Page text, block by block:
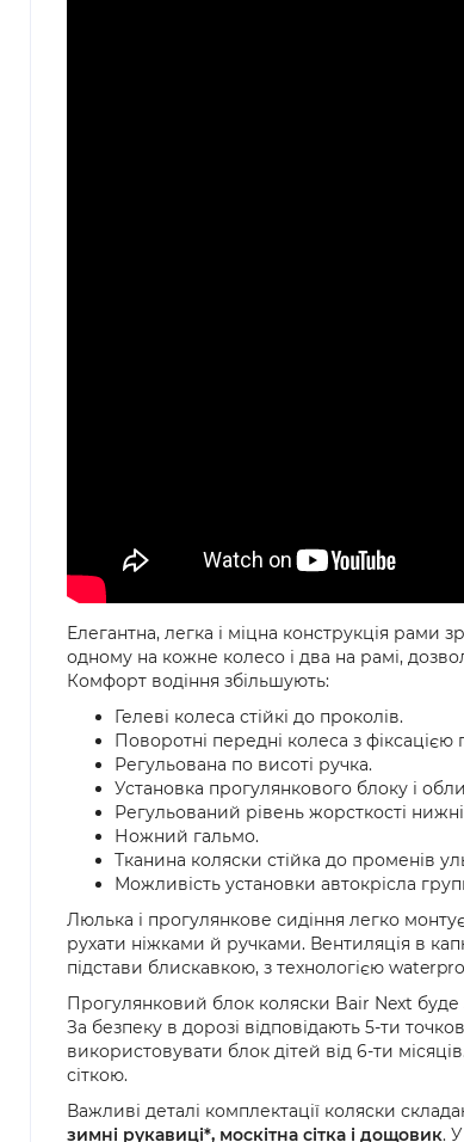
Елегантна, легка і міцна конструкція рами
одному на кожне колесо і два на рамі,
Комфорт водіння збільшують:
Гелеві колеса стійкі до проколів.
Поворотні передні колеса з фіксацією
Регульована по висоті ручка.
Установка прогулянкового блоку і
Регульований рівень жорсткості
Ножний гальмо.
Тканина коляски стійка до променів
Можливість установки автокрісла
Люлька і прогулянкове сидіння легко
рухати ніжками й ручками. Вентиляція в
підстави блискавкою, з технологією
Прогулянковий блок коляски Bair Next буде
За безпеку в дорозі відповідають 5-ти
використовувати блок дітей від 6-ти
сіткою.
Важливі деталі комплектації коляски
зимні рукавиці*, москітна сітка і дощовик.